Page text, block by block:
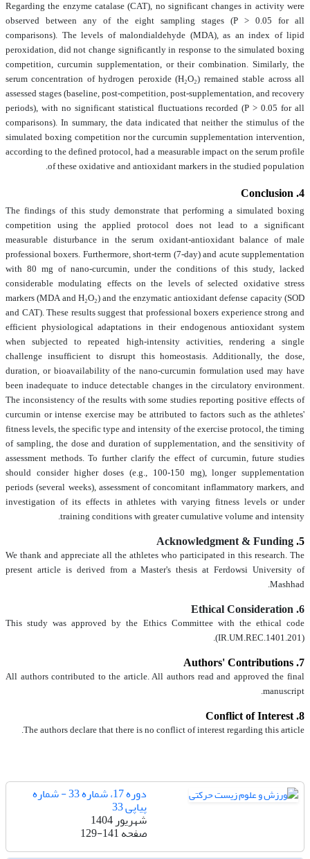
Regarding the enzyme catalase (CAT), no significant changes in activity were
observed between any of the eight sampling stages (P > 0.05 for all
comparisons). The levels of malondialdehyde (MDA), as an index of lipid
peroxidation, did not change significantly in response to the simulated boxing
competition, curcumin supplementation, or their combination. Similarly, the
serum concentration of hydrogen peroxide (H₂O₂) remained stable across all
assessed stages (baseline, post-competition, post-supplementation, and recovery
periods), with no significant statistical fluctuations recorded (P > 0.05 for all
comparisons). In summary, the data indicated that neither the stimulus of the
simulated boxing competition nor the curcumin supplementation intervention,
according to the defined protocol, had a measurable impact on the serum profile
of these oxidative and antioxidant markers in the studied population.
4. Conclusion
The findings of this study demonstrate that performing a simulated boxing
competition using the applied protocol does not lead to a significant
measurable disturbance in the serum oxidant-antioxidant balance of male
professional boxers. Furthermore, short-term (7-day) and acute supplementation
with 80 mg of nano-curcumin, under the conditions of this study, lacked
considerable modulating effects on the levels of selected oxidative stress
markers (MDA and H₂O₂) and the enzymatic antioxidant defense capacity (SOD
and CAT). These results suggest that professional boxers experience strong and
efficient physiological adaptations in their endogenous antioxidant system
when subjected to repeated high-intensity activities, rendering a single
challenge insufficient to disrupt this homeostasis. Additionally, the dose,
duration, or bioavailability of the nano-curcumin formulation used may have
been inadequate to induce detectable changes in the circulatory environment.
The inconsistency of the results with some studies reporting positive effects of
curcumin or intense exercise may be attributed to factors such as the athletes'
fitness levels, the specific type and intensity of the exercise protocol, the timing
of sampling, the dose and duration of supplementation, and the sensitivity of
assessment methods. To further clarify the effect of curcumin, future studies
should consider higher doses (e.g., 100-150 mg), longer supplementation
periods (several weeks), assessment of concomitant inflammatory markers, and
investigation of its effects in athletes with varying fitness levels or under
training conditions with greater cumulative volume and intensity.
5.
Acknowledgment & Funding
We thank and appreciate all the athletes who participated in this research. The
present article is derived from a Master's thesis at Ferdowsi University of
Mashhad.
6. Ethical Consideration
This study was approved by the Ethics Committee with the ethical code
(IR.UM.REC.1401.201).
7. Authors' Contributions
All authors contributed to the article. All authors read and approved the final
manuscript.
8. Conflict of Interest
The authors declare that there is no conflict of interest regarding this article.
دوره 17، شماره 33 - شماره
پیاپی 33
شهریور 1404
صفحه129-141